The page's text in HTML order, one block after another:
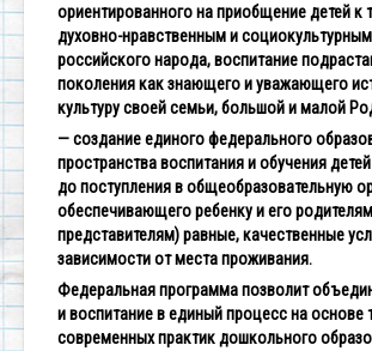
ориентированного на приобщение детей к
духовно-нравственным и
российского народа, воспитание
поколения как знающего и уважающего
культуру своей семьи, большой и малой
— создание единого федерального
пространства воспитания и обучения
до поступления в общеобразовательную
обеспечивающего ребенку и его
представителям) равные, качественные
зависимости от места проживания.
Федеральная программа позволит
и воспитание в единый процесс на основе
современных практик дошкольного